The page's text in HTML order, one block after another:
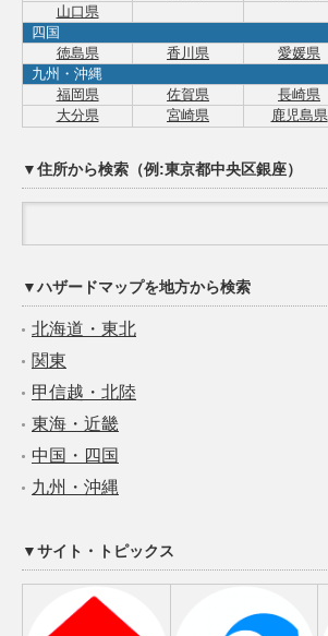
山口県
四国
徳島県
香川県 愛媛県
九州・沖縄
福岡県
佐賀県 長崎県
大分県
宮崎県 鹿児島県
▼住所から検索（例:東京都中央区銀座）
▼ハザードマップを地方から検索
北海道・東北
関東
甲信越・北陸
東海・近畿
中国・四国
九州・沖縄
▼サイト・トピックス